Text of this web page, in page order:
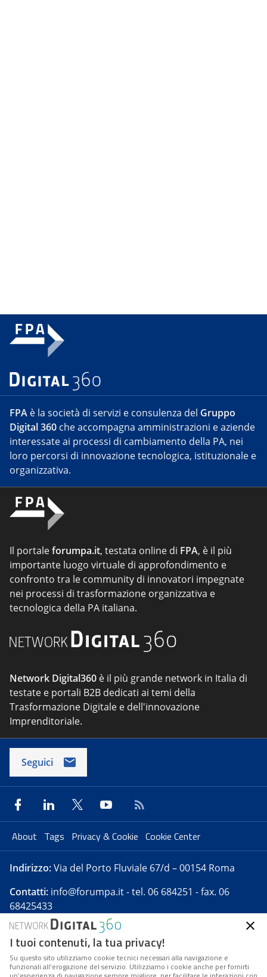
FPA è la società di servizi e consulenza del Gruppo
Digital 360 che accompagna amministrazioni e aziende
interessate ai processi di cambiamento della PA, nei
loro percorsi di innovazione tecnologica, istituzionale e
organizzativa.
Il portaleforumpa.it, testata online di FPA, è il più
importante luogo virtuale di approfondimento e
confronto tra le community di innovatori impegnate
nei processi di trasformazione organizzativa e
tecnologica della PA italiana.
Network Digital360 è il più grande network in Italia di
testate e portali B2B dedicati ai temi della
Trasformazione Digitale e dell'innovazione
Imprenditoriale.
Seguici
About Tags Privacy & Cookie Cookie Center
Indirizzo:Via del Porto Fluviale 67/d – 00154 Roma
Contatti: info@forumpa.it- tel. 06 684251 - fax. 06
68425433
Forumpa.itè una pubblicazione telematica iscritta
presso Registro della stampa del Tribunale di Roma -
Reg. n. 182 del 2 maggio 2008 - Direttore resp. Michela
I tuoi contenuti, la tua privacy!
Su questo sito utilizziamo cookie tecnici necessari alla navigazione e
funzionali all’erogazione del servizio. Utilizziamo i cookie anche per fornirti